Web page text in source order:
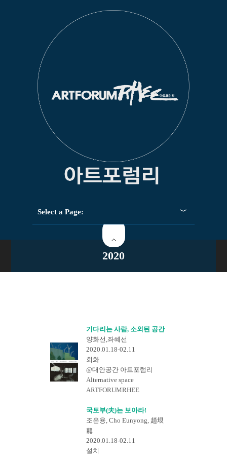
Select a Page:
2020
기다리는 사람, 소외된 공간
양화선,좌혜선
2020.01.18-02.11
회화
@대안공간 아트포럼리
Alternative space
ARTFORUMRHEE
국토부(夫)는 보아라!
조은용, Cho Eunyong, 趙垠
龍
2020.01.18-02.11
설치